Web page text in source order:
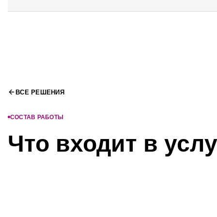
ВСЕ РЕШЕНИЯ
СОСТАВ РАБОТЫ
Что входит в